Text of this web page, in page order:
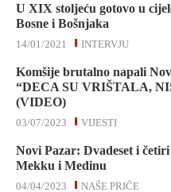
U XIX stoljeću gotovo u
Bosne i Bošnjaka
INTERVJU
14/01/2021
Komšije brutalno napali
“DECA SU VRIŠTALA,
(VIDEO)
VIJESTI
03/07/2023
Novi Pazar: Dvadeset i
Mekku i Medinu
NAŠE PRIČE
04/04/2023